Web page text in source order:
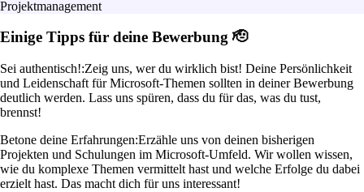
Projektmanagement
Einige Tipps für deine Bewerbung 🫡
Sei authentisch!:Zeig uns, wer du wirklich bist! Deine Persönlichkeit
und Leidenschaft für Microsoft-Themen sollten in deiner Bewerbung
deutlich werden. Lass uns spüren, dass du für das, was du tust,
brennst!
Betone deine Erfahrungen:Erzähle uns von deinen bisherigen
Projekten und Schulungen im Microsoft-Umfeld. Wir wollen wissen,
wie du komplexe Themen vermittelt hast und welche Erfolge du dabei
erzielt hast. Das macht dich für uns interessant!